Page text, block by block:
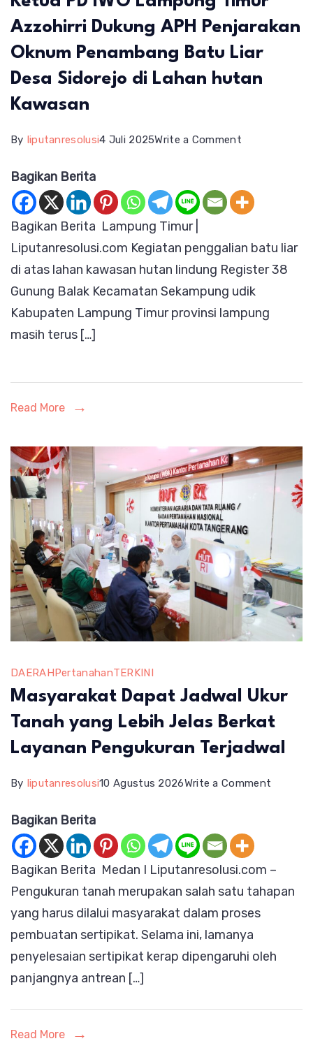
Azzohirri Dukung APH Penjarakan
Oknum Penambang Batu Liar
Desa Sidorejo di Lahan hutan
Kawasan
By liputanresolusi4 Juli 2025Write a Commenton
IWO
Timur
Azzohirri
Dukung
APH
Sidorejo
Lahan
hutan
Kawasan
Bagikan Berita
Bagikan Berita Lampung Timur |
Liputanresolusi.com Kegiatan penggalian batu liar
di atas lahan kawasan hutan lindung Register 38
Gunung Balak Kecamatan Sekampung udik
Kabupaten Lampung Timur provinsi lampung
masih terus […]
Read More
DAERAHPertanahanTERKINI
Masyarakat Dapat Jadwal Ukur
Tanah yang Lebih Jelas Berkat
Layanan Pengukuran Terjadwal
By liputanresolusi10 Agustus 2026Write a Comment
Ukur
Tanah
Jelas
Bagikan Berita
Bagikan Berita Medan I Liputanresolusi.com –
Pengukuran tanah merupakan salah satu tahapan
yang harus dilalui masyarakat dalam proses
pembuatan sertipikat. Selama ini, lamanya
penyelesaian sertipikat kerap dipengaruhi oleh
panjangnya antrean […]
Read More